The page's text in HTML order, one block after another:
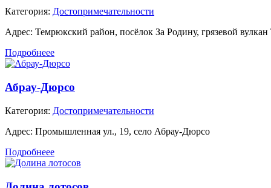
Категория: Достопримечательности
Адрес: Темрюкский район, посёлок За Родину, грязевой вулкан
Подробнеее
Абрау-Дюрсо
Категория: Достопримечательности
Адрес: Промышленная ул., 19, село Абрау-Дюрсо
Подробнеее